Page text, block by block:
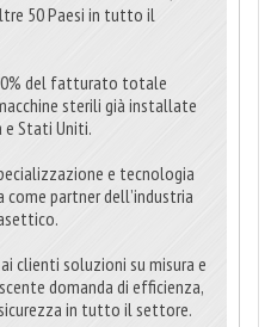
50 Paesi in tutto il
del fatturato totale
sterili già installate
e Stati Uniti.
e tecnologia
partner dell’industria
clienti soluzioni su misura e
domanda di efficienza,
in tutto il settore.